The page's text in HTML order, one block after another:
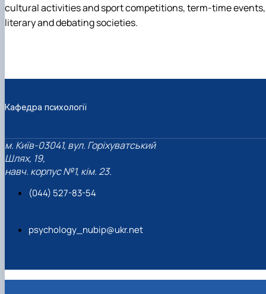
cultural activities and sport competitions, term-time events,
literary and debating societies.
Кафедра психології
м. Київ-03041, вул. Горіхуватський
Шлях, 19,
навч. корпус №1, кім. 23.
(044) 527-83-54
psychology_nubip@ukr.net